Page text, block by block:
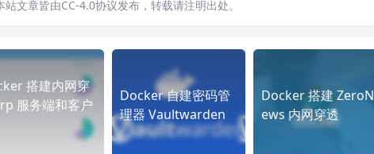
文章皆由CC-4.0协议发布，转载请注明出处。
搭建内网穿
服务端和客户
Docker 自建密码管
理器 Vaultwarden
Docker 搭建 ZeroN
ews 内网穿透